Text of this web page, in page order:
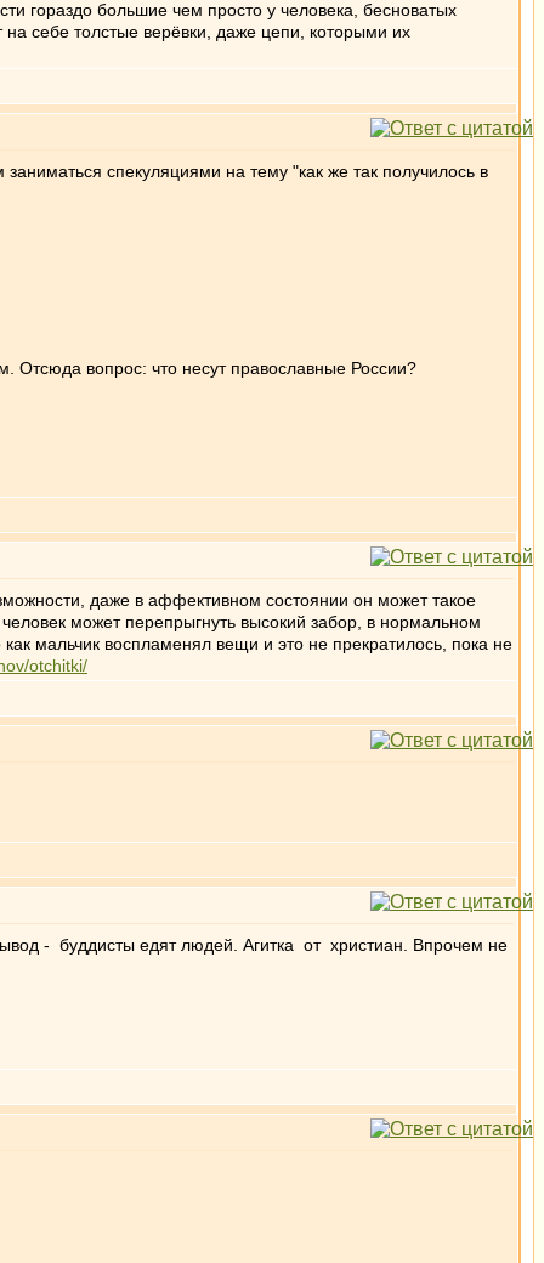
гораздо большие чем просто у человека, бесноватых
себе толстые верёвки, даже цепи, которыми их
заниматься спекуляциями на тему "как же так получилось в
Отсюда вопрос: что несут православные России?
даже в аффективном состоянии он может такое
может перепрыгнуть высокий забор, в нормальном
мальчик воспламенял вещи и это не прекратилось, пока не
otchitki/
- буддисты едят людей. Агитка от христиан. Впрочем не